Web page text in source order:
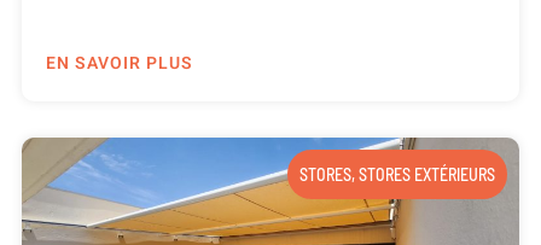
EN SAVOIR PLUS
STORES,STORES EXTÉRIEURS